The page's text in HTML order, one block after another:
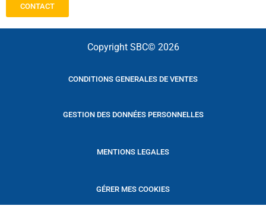
CONTACT
Copyright SBC© 2026
CONDITIONS GENERALES DE VENTES
GESTION DES DONNÉES PERSONNELLES
MENTIONS LEGALES
GÉRER MES COOKIES